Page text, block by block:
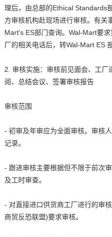
理后，由总部的Ethical Standards
方审核机构赴现场进行审核。有关
Mart's ES部门查询。Wal-Mart要
厂的相关电话后，转Wal-Mart ES
2. 审核实施：审核前见面会、工厂
阅、总结会议、签署审核报告
审核范围
- 初审及年审应为全面审核。审核
记录。
- 跟进审核主要根据但不限于前次
及工时审查。
- 对直接进口供货商工厂进行的审
商贸反恐联盟)要求审核。